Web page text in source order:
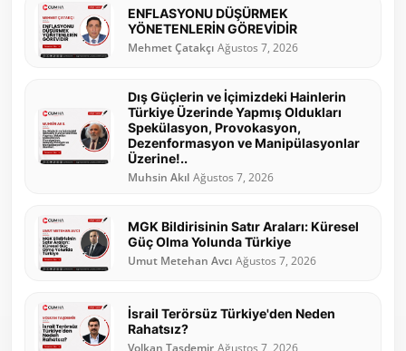
ENFLASYONU DÜŞÜRMEK
YÖNETENLERİN GÖREVİDİR
Mehmet Çatakçı Ağustos 7, 2026
Dış Güçlerin ve İçimizdeki Hainlerin
Türkiye Üzerinde Yapmış Oldukları
Spekülasyon, Provokasyon,
Dezenformasyon ve Manipülasyonlar
Üzerine!..
Muhsin Akıl Ağustos 7, 2026
MGK Bildirisinin Satır Araları: Küresel
Güç Olma Yolunda Türkiye
Umut Metehan Avcı Ağustos 7, 2026
İsrail Terörsüz Türkiye'den Neden
Rahatsız?
Volkan Taşdemir Ağustos 7, 2026